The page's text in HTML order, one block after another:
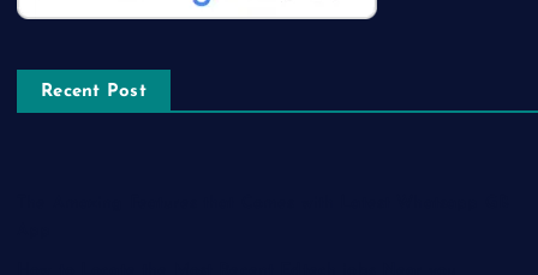
Recent Post